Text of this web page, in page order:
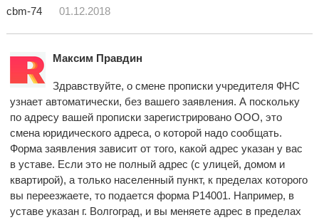
cbm-74 01.12.2018
Максим Правдин
Здравствуйте, о смене прописки учредителя ФНС
узнает автоматически, без вашего заявления. А поскольку
по адресу вашей прописки зарегистрировано ООО, это
смена юридического адреса, о которой надо сообщать.
Форма заявления зависит от того, какой адрес указан у вас
в уставе. Если это не полный адрес (с улицей, домом и
квартирой), а только населенный пункт, к пределах которого
вы переезжаете, то подается форма Р14001. Например, в
уставе указан г. Волгоград, и вы меняете адрес в пределах